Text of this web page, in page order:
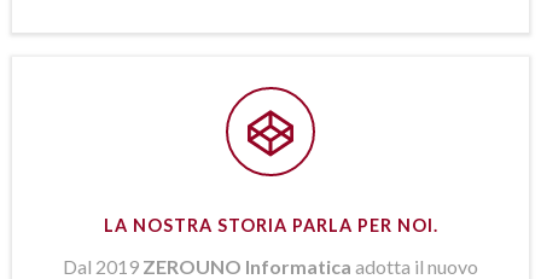
LA NOSTRA STORIA PARLA PER NOI.
Dal 2019 ZEROUNO Informatica adotta il nuovo